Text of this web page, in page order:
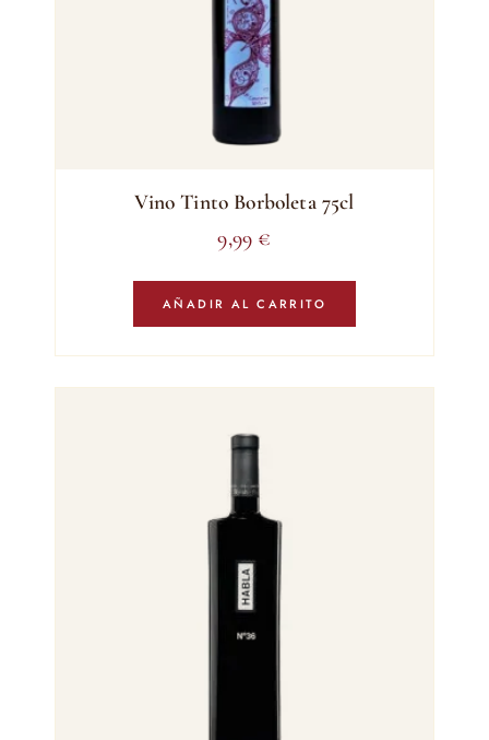
Vino Tinto Borboleta 75cl
9,99 €
AÑADIR AL CARRITO